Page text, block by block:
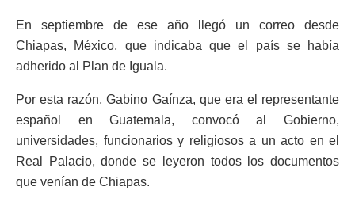
En septiembre de ese año llegó un correo desde
Chiapas, México, que indicaba que el país se había
adherido al Plan de Iguala.
Por esta razón, Gabino Gaínza, que era el representante
español en Guatemala, convocó al Gobierno,
universidades, funcionarios y religiosos a un acto en el
Real Palacio, donde se leyeron todos los documentos
que venían de Chiapas.